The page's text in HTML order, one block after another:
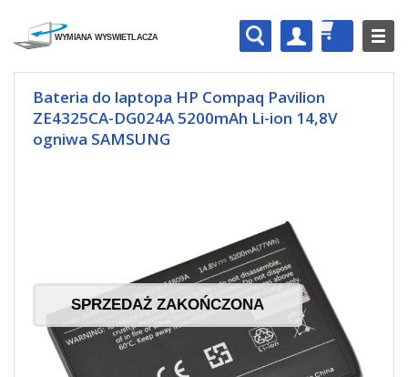
Bateria do laptopa HP Compaq Pavilion
ZE4325CA-DG024A 5200mAh Li-ion 14,8V
ogniwa SAMSUNG
SPRZEDAŻ ZAKOŃCZONA